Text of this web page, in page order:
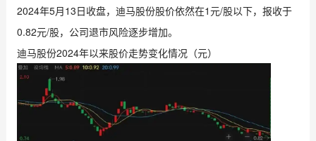
2024年5月13日收盘，迪马股份股价依然在1元/股以下，报收于
0.82元/股，公司退市风险逐步增加。
迪马股份2024年以来股价走势变化情况（元）